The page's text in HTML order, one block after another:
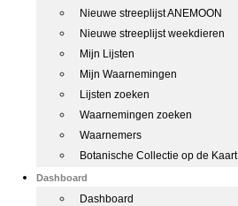
Nieuwe streeplijst ANEMOON
Nieuwe streeplijst weekdieren
Mijn Lijsten
Mijn Waarnemingen
Lijsten zoeken
Waarnemingen zoeken
Waarnemers
Botanische Collectie op de Kaart
Dashboard
Dashboard